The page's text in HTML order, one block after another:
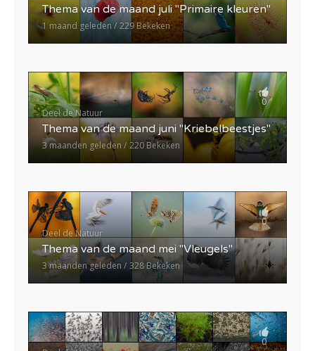
Thema van de maand juli "Primaire kleuren"
1 maand geleden 229 Bekeken
0
Deel de Natuur
Thema van de maand juni "Kriebelbeestjes"
3 maanden geleden 220 Bekeken
0
Deel de Natuur
Thema van de maand mei "Vleugels"
3 maanden geleden 328 Bekeken
0